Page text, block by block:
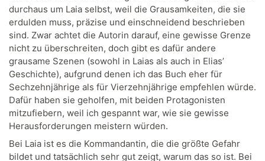
durchaus um Laia selbst, weil die Grausamkeiten, die sie
erdulden muss, präzise und einschneidend beschrieben
sind. Zwar achtet die Autorin darauf, eine gewisse Grenze
nicht zu überschreiten, doch gibt es dafür andere
grausame Szenen (sowohl in Laias als auch in Elias’
Geschichte), aufgrund denen ich das Buch eher für
Sechzehnjährige als für Vierzehnjährige empfehlen würde.
Dafür haben sie geholfen, mit beiden Protagonisten
mitzufiebern, weil ich gespannt war, wie sie gewisse
Herausforderungen meistern würden.
Bei Laia ist es die Kommandantin, die die größte Gefahr
bildet und tatsächlich sehr gut zeigt, warum das so ist. Bei